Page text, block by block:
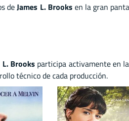
deJames L. Brooks en la gran
L. Brooks participa activamente en
técnico de cada producción.